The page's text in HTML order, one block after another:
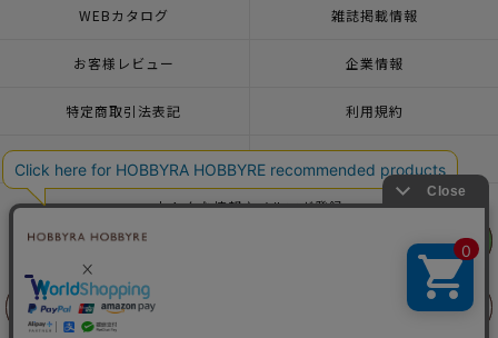
前に戻る
フェア
前に戻る
フェア
WEBカタログ 雑誌掲載情報
お客様レビュー 企業情報
特定商取引法表記 利用規約
一緒に働こう♪求人情報
おトクな情報♪メルマガ登録
© 2026 HOBBYRA HOBBYRE CORPORATION ALL Rights Reserved